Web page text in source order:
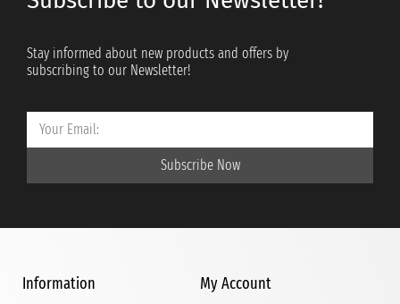
Stay informed about new products and offers by
subscribing to our Newsletter!
Subscribe Now
Information My Account